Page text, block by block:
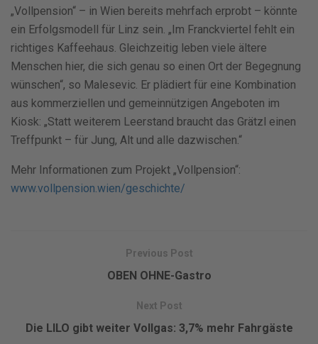
„Vollpension“ – in Wien bereits mehrfach erprobt – könnte
ein Erfolgsmodell für Linz sein. „Im Franckviertel fehlt ein
richtiges Kaffeehaus. Gleichzeitig leben viele ältere
Menschen hier, die sich genau so einen Ort der Begegnung
wünschen“, so Malesevic. Er plädiert für eine Kombination
aus kommerziellen und gemeinnützigen Angeboten im
Kiosk: „Statt weiterem Leerstand braucht das Grätzl einen
Treffpunkt – für Jung, Alt und alle dazwischen.“
Mehr Informationen zum Projekt „Vollpension“:
www.vollpension.wien/geschichte/
Previous Post
OBEN OHNE-Gastro
Next Post
Die LILO gibt weiter Vollgas: 3,7% mehr Fahrgäste